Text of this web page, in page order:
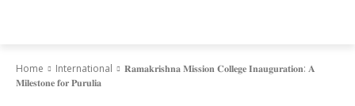
Home International
𝐑𝐚𝐦𝐚𝐤𝐫𝐢𝐬𝐡𝐧𝐚 𝐌𝐢𝐬𝐬𝐢𝐨𝐧 𝐂𝐨𝐥𝐥𝐞𝐠𝐞 𝐈𝐧𝐚𝐮𝐠𝐮𝐫𝐚𝐭𝐢𝐨𝐧: 𝐀
𝐌𝐢𝐥𝐞𝐬𝐭𝐨𝐧𝐞 𝐟𝐨𝐫 𝐏𝐮𝐫𝐮𝐥𝐢𝐚